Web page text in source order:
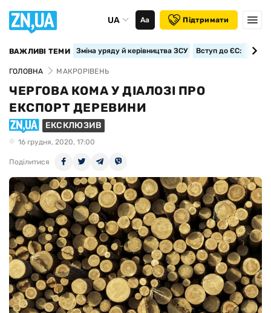
UA Аа Підтримати
ВАЖЛИВІ ТЕМИ Зміна уряду й керівництва ЗСУ Вступ до ЄС:
ГОЛОВНА МАКРОРІВЕНЬ
ЧЕРГОВА КОМА У ДІАЛОЗІ ПРО
ЕКСПОРТ ДЕРЕВИНИ
ЕКСКЛЮЗИВ
16 грудня, 2020, 17:00
Поділитися